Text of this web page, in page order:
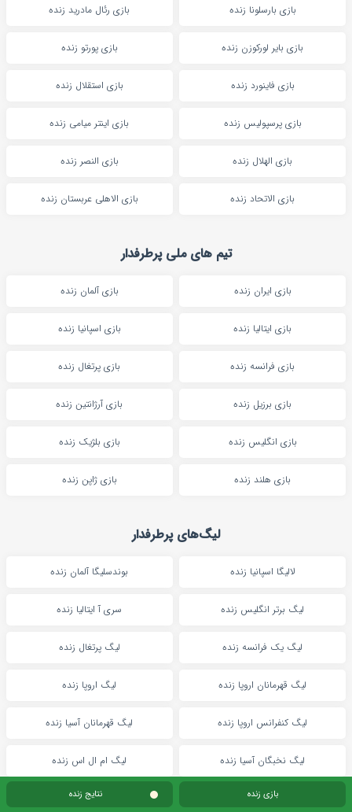
بازی بارسلونا زنده بازی رئال مادرید زنده
بازی بایر لورکوزن زنده بازی پورتو زنده
بازی فاینورد زنده بازی استقلال زنده
بازی پرسپولیس زنده بازی اینتر میامی زنده
بازی الهلال زنده بازی النصر زنده
بازی الاتحاد زنده بازی الاهلی عربستان زنده
تیم های ملی پرطرفدار
بازی ایران زنده بازی آلمان زنده
بازی ایتالیا زنده بازی اسپانیا زنده
بازی فرانسه زنده بازی پرتغال زنده
بازی برزیل زنده بازی آرژانتین زنده
بازی انگلیس زنده بازی بلژیک زنده
بازی هلند زنده بازی ژاپن زنده
لیگ‌های پرطرفدار
لالیگا اسپانیا زنده بوندسلیگا آلمان زنده
لیگ برتر انگلیس زنده سری آ ایتالیا زنده
لیگ یک فرانسه زنده لیگ پرتغال زنده
لیگ قهرمانان اروپا زنده لیگ اروپا زنده
لیگ کنفرانس اروپا زنده لیگ قهرمانان آسیا زنده
لیگ نخبگان آسیا زنده لیگ ام ال اس زنده
لیگ برتر عربستان زنده لیگ برتر ایران زنده بازی زنده نتایج زنده